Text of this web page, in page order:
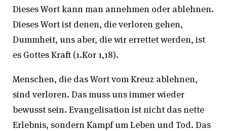
Dieses Wort kann man annehmen oder ablehnen.
Dieses Wort ist denen, die verloren gehen,
Dummheit, uns aber, die wir errettet werden, ist
es Gottes Kraft (1.Kor 1,18).
Menschen, die das Wort vom Kreuz ablehnen,
sind verloren. Das muss uns immer wieder
bewusst sein. Evangelisation ist nicht das nette
Erlebnis, sondern Kampf um Leben und Tod. Das